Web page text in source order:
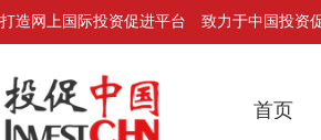
打造网上国际投资促进平台 致力于中国投资
首页